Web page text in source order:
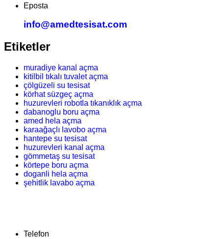
Eposta
info@amedtesisat.com
Etiketler
muradiye kanal açma
kitilbil tıkalı tuvalet açma
çölgüzeli su tesisat
körhat süzgeç açma
huzurevleri robotla tıkanıklık açma
dabanoglu boru açma
amed hela açma
karaağaçlı lavobo açma
hantepe su tesisat
huzurevleri kanal açma
gömmetaş su tesisat
körtepe boru açma
doganli hela açma
şehitlik lavabo açma
Telefon